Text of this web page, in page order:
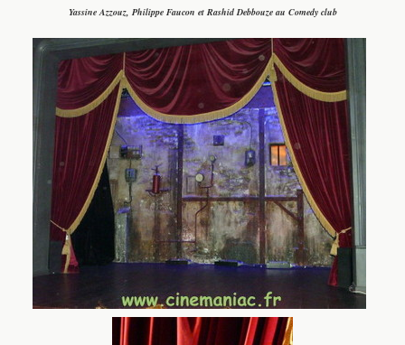
Yassine Azzouz, Philippe Faucon et Rashid Debbouze au Comedy club